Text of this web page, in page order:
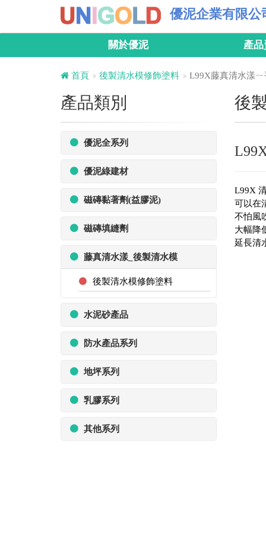
優泥企業有限公
關於優泥 產
首頁 後製清水模修飾塗料 L99X藤真清水漾
後
L99X
可以在
不怕風
大幅降
延長清
產品類別
優泥全系列
優泥綠建材
磁磚黏著劑(益膠泥)
磁磚填縫劑
藤真清水漾_後製清水模
後製清水模修飾塗料
水泥砂產品
防水產品系列
地坪系列
乳膠系列
其他系列